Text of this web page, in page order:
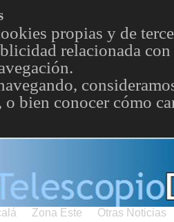
propias y de
relacionada
bien conocer cómo
Zona Este Otras Noticias